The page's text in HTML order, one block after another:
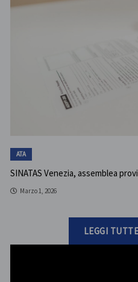
ATA
SINATAS Venezia, assemblea
Marzo 1, 2026
LEGGI